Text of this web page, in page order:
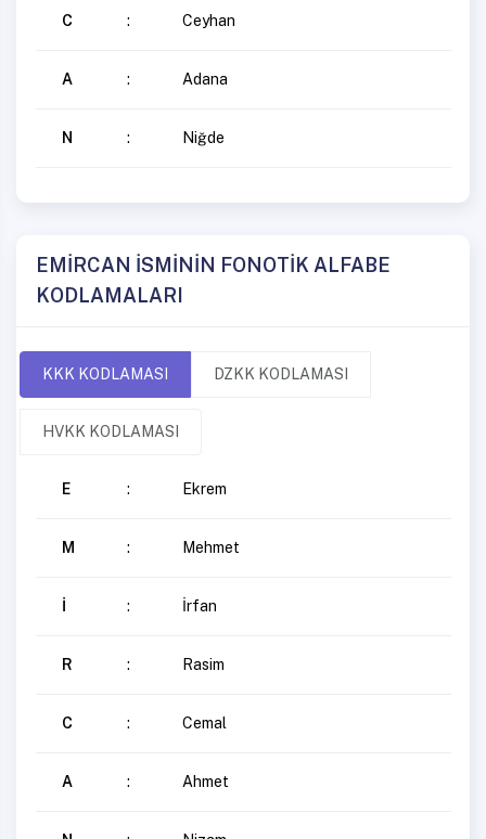
C : Ceyhan
A : Adana
N : Niğde
EMİRCAN İSMİNİN FONOTİK ALFABE
KODLAMALARI
KKK KODLAMASI DZKK KODLAMASI
HVKK KODLAMASI
E : Ekrem
M : Mehmet
İ : İrfan
R : Rasim
C : Cemal
A : Ahmet